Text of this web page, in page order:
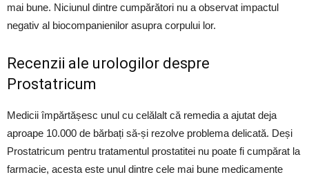
mai bune. Niciunul dintre cumpărători nu a observat impactul
negativ al biocompanienilor asupra corpului lor.
Recenzii ale urologilor despre
Prostatricum
Medicii împărtășesc unul cu celălalt că remedia a ajutat deja
aproape 10.000 de bărbați să-și rezolve problema delicată. Deși
Prostatricum pentru tratamentul prostatitei nu poate fi cumpărat la
farmacie, acesta este unul dintre cele mai bune medicamente